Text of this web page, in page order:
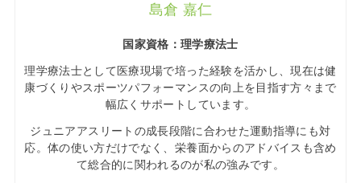
島倉 嘉仁
国家資格：理学療法士
理学療法士として医療現場で培った経験を活かし、現在は健
康づくりやスポーツパフォーマンスの向上を目指す方々まで
幅広くサポートしています。
ジュニアアスリートの成長段階に合わせた運動指導にも対
応。体の使い方だけでなく、栄養面からのアドバイスも含め
て総合的に関われるのが私の強みです。